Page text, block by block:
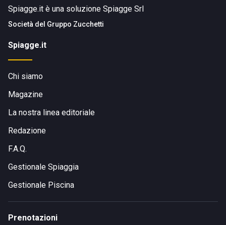
Spiagge.it è una soluzione Spiagge Srl
Società del Gruppo Zucchetti
Spiagge.it
Chi siamo
Magazine
La nostra linea editoriale
Redazione
F.A.Q.
Gestionale Spiaggia
Gestionale Piscina
Prenotazioni